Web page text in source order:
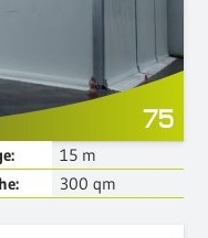
75
15 m
300 qm